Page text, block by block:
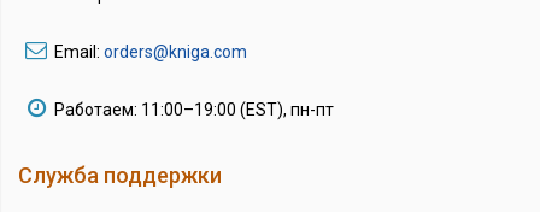
Email: orders@kniga.com
Работаем: 11:00–19:00 (EST), пн-пт
Служба поддержки